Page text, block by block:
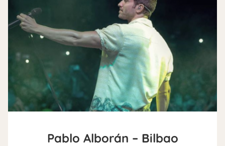
Pablo Alborán – Bilbao